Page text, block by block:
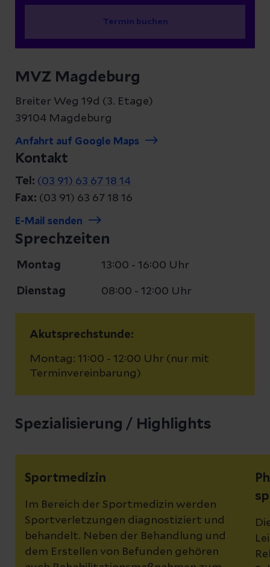
Termin buchen
MVZ Magdeburg
Breiter Weg 19d (3. Etage)
39104 Magdeburg
Anfahrt auf Google Maps
Kontakt
Tel: (03 91) 63 67 18 14
Fax: (03 91) 63 67 18 16
E-Mail senden
Sprechzeiten
Montag 13:00 - 16:00 Uhr
Dienstag 08:00 - 12:00 Uhr
Akutsprechstunde:
Montag: 11:00 - 12:00 Uhr (nur mit
Terminvereinbarung)
Spezialisierung / Highlights
Sportmedizin
Im Bereich der Sportmedizin werden
Sportverletzungen diagnostiziert und
behandelt. Neben der Behandlung und
dem Erstellen von Befunden gehören